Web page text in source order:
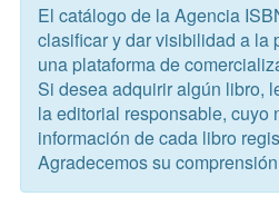
El catálogo de la Agencia
clasificar y dar visibilidad a la
una plataforma de
Si desea adquirir algún libro,
la editorial responsable, cuyo
información de cada libro
Agradecemos su